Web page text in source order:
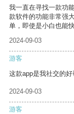
我一直在寻找一款功
款软件的功能非常强
单，即使是小白也能快
2024-09-03
游客
这款app是我社交的
2024-09-03
游客